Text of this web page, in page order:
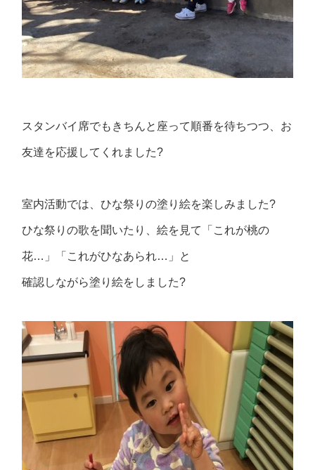
スタンバイ席でもきちんと座って順番を待ちつつ、お
友達を応援してくれました?
室内活動では、ひな祭りの塗り絵を楽しみました?
ひな祭りの歌を聞いたり、絵を見て「これが桃の
花…」「これがひなあられ…」と
確認しながら塗り絵をしました?